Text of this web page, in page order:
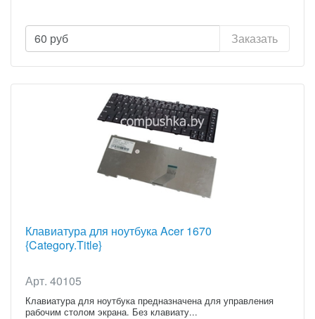
60 руб Заказать
Клавиатура для ноутбука Acer 1670
{Category.Title}
Арт. 40105
Клавиатура для ноутбука предназначена для управления
рабочим столом экрана. Без клавиату...